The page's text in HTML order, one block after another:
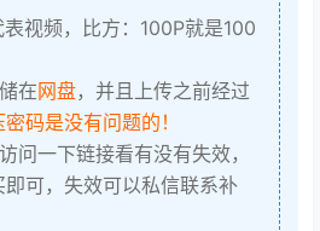
视频，比方：100P就是100
在网盘，并且上传之前经过
码是没有问题的！
问一下链接看有没有失效，
可，失效可以私信联系补